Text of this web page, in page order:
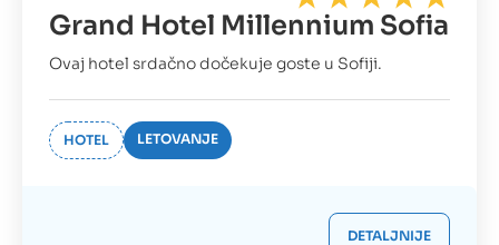
Grand Hotel Millennium Sofia
Ovaj hotel srdačno dočekuje goste u Sofiji.
HOTEL LETOVANJE
DETALJNIJE